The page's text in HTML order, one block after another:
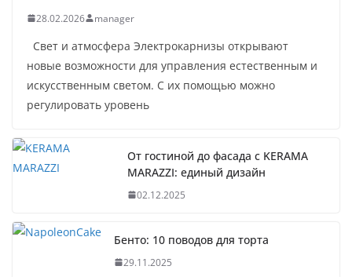
28.02.2026 manager
Свет и атмосфера Электрокарнизы открывают
новые возможности для управления естественным и
искусственным светом. С их помощью можно
регулировать уровень
От гостиной до фасада с KERAMA
MARAZZI: единый дизайн
02.12.2025
Бенто: 10 поводов для торта
29.11.2025